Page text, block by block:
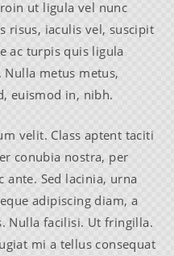
ut ligula vel nunc
risus, iaculis vel, suscipit
ac turpis quis ligula
metus metus,
euismod in, nibh.
velit. Class aptent taciti
conubia nostra, per
ante. Sed lacinia, urna
adipiscing diam, a
Nulla facilisi. Ut fringilla.
mi a tellus consequat